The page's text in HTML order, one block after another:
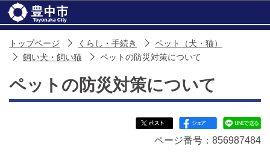
トップページ くらし・手続き
ペット（犬・猫）
飼い犬・飼い猫
ペットの防災対策について
ペットの防災対策について
ページ番号：856987484